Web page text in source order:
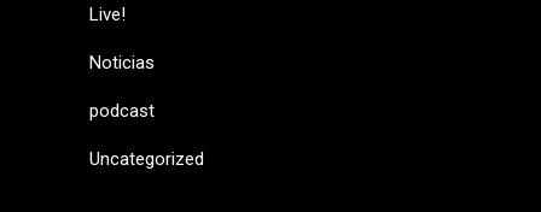
Live!
Noticias
podcast
Uncategorized